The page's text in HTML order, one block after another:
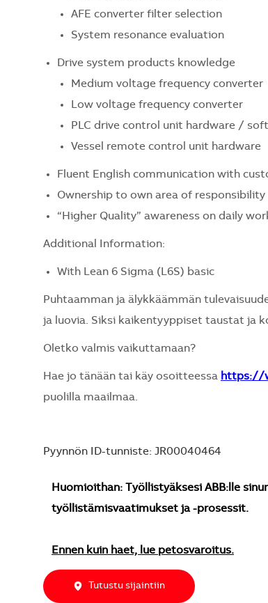
AFE converter filter selection
System resonance evaluation
Drive system products knowledge
Medium voltage frequency converter
Low voltage frequency converter
PLC drive control unit hardware /
Vessel remote control unit hardware
Fluent English communication with
Ownership to own area of responsibility
“Higher Quality” awareness on daily
Additional Information:
With Lean 6 Sigma (L6S) basic
Puhtaamman ja älykkäämmän
ja luovia. Siksi kaikentyyppiset taustat ja
Oletko valmis vaikuttamaan?
Hae jo tänään tai käy osoitteessa https://
puolilla maailmaa.
Pyynnön ID-tunniste: JR00040464
Huomioithan: Työllistyäksesi ABB:lle
työllistämisvaatimukset ja -prosessit.
Ennen kuin haet, lue petosvaroitus.
Tutustu sijaintiin